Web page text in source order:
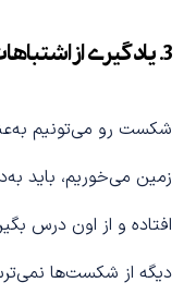
3. یادگیری از
شکست رو می‌تونیم
زمین می‌خوریم، باید
افتاده و از اون درس
دیگه از شکست‌ها